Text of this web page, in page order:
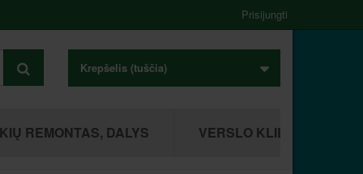
Prisijungti
Krepšelis (tuščia)
REMONTAS, DALYS VERSLO KLIENTAMS